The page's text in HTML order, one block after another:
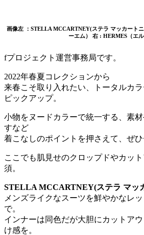
画像左 ：STELLA MCCARTNEY(ステラ マッカート
ーエム） 右 : HERMES（エル
fプロジェクト運営事務局です。
2022年春夏コレクションから
来春こそ取り入れたい、トータルカ
ピックアップ。
小物をヌードカラーで統一する、素
すなど
着こなしのポイントを押さえて、ぜひ
ここでも肌見せのクロップドやカッ
須。
STELLA MCCARTNEY(ステラ マッ
メンズライクなスーツを鮮やかなレ
で。
インナーは同色だが大胆にカットア
け感を。